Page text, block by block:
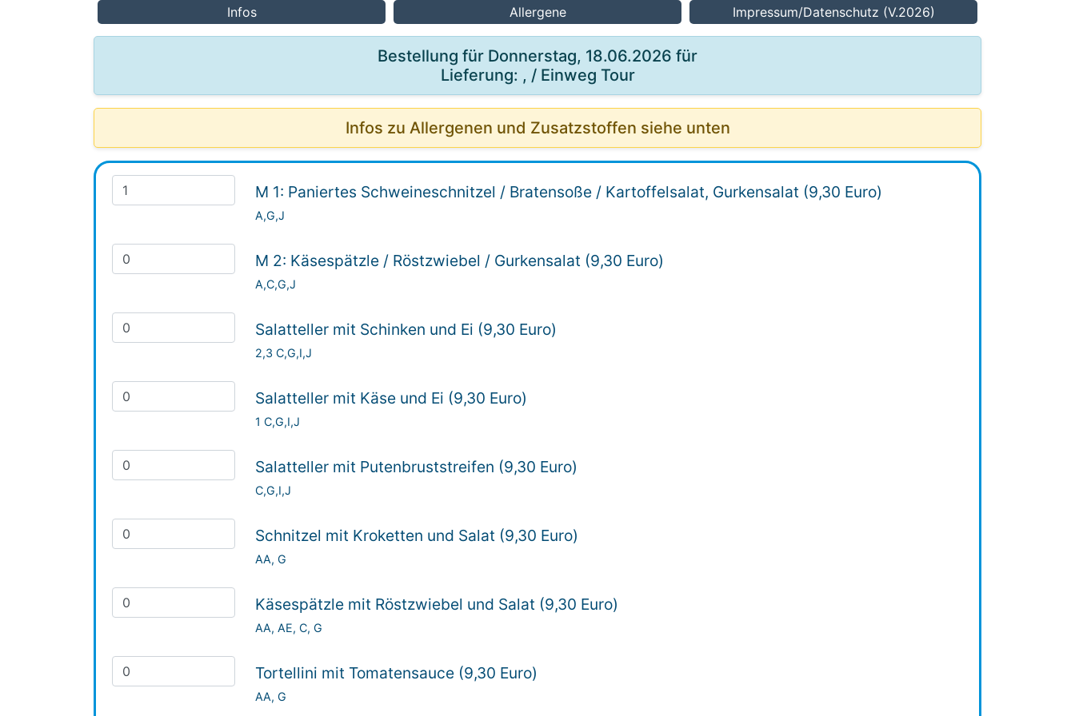
Infos Allergene Impressum/Datenschutz (V.2026)
Bestellung für Donnerstag, 18.06.2026 für
Lieferung: , / Einweg Tour
Infos zu Allergenen und Zusatzstoffen siehe unten
M 1: Paniertes Schweineschnitzel / Bratensoße / Kartoffelsalat, Gurkensalat (9,30 Euro)
A,G,J
M 2: Käsespätzle / Röstzwiebel / Gurkensalat (9,30 Euro)
A,C,G,J
Salatteller mit Schinken und Ei (9,30 Euro)
2,3 C,G,I,J
Salatteller mit Käse und Ei (9,30 Euro)
1 C,G,I,J
Salatteller mit Putenbruststreifen (9,30 Euro)
C,G,I,J
Schnitzel mit Kroketten und Salat (9,30 Euro)
AA, G
Käsespätzle mit Röstzwiebel und Salat (9,30 Euro)
AA, AE, C, G
Tortellini mit Tomatensauce (9,30 Euro)
AA, G